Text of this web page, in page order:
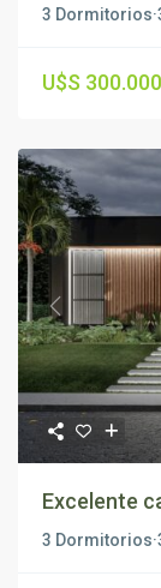
3 Dormitorios·
U$S 300.000
Previous
Excelente
3 Dormitorios·